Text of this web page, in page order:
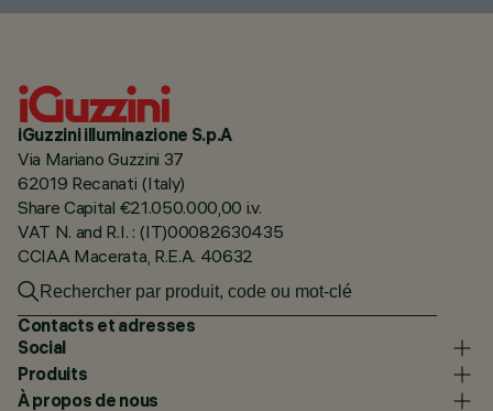
iGuzzini illuminazione S.p.A
Via Mariano Guzzini 37
62019 Recanati (Italy)
Share Capital €21.050.000,00 i.v.
VAT N. and R.I. : (IT)00082630435
CCIAA Macerata, R.E.A. 40632
Contacts et adresses
Social
Produits
À propos de nous